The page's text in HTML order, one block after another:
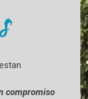
compromiso